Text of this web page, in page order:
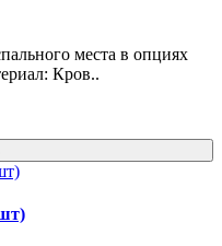
места в опциях
Кров..